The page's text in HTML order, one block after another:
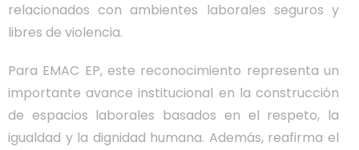
relacionados con ambientes laborales seguros y
libres de violencia.
Para EMAC EP, este reconocimiento representa un
importante avance institucional en la construcción
de espacios laborales basados en el respeto, la
igualdad y la dignidad humana. Además, reafirma el